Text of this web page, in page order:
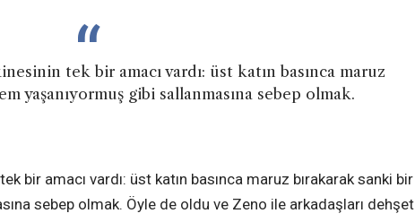
tek bir amacı vardı: üst katın basınca maruz
yaşanıyormuş gibi sallanmasına sebep olmak.
bir amacı vardı: üst katın basınca maruz bırakarak sanki bir
sebep olmak. Öyle de oldu ve Zeno ile arkadaşları dehşet